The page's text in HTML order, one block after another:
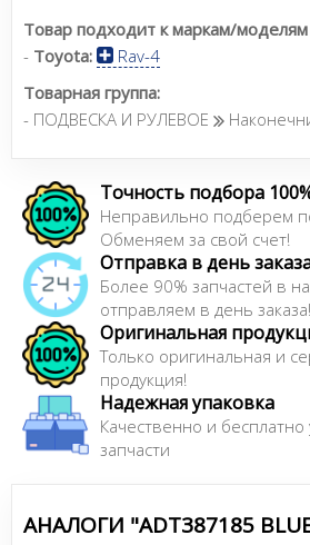
Товар подходит к маркам/моделям
- Toyota:
Rav-4
Товарная группа:
- ПОДВЕСКА И РУЛЕВОЕ
Точность подбора
Неправильно подберем
Обменяем за свой счет!
Отправка в день
Более 90% запчастей в
отправляем в день заказа!
Оригинальная
Только оригинальная и
продукция!
Надежная упаковка
Качественно и
запчасти
АНАЛОГИ "ADT387185